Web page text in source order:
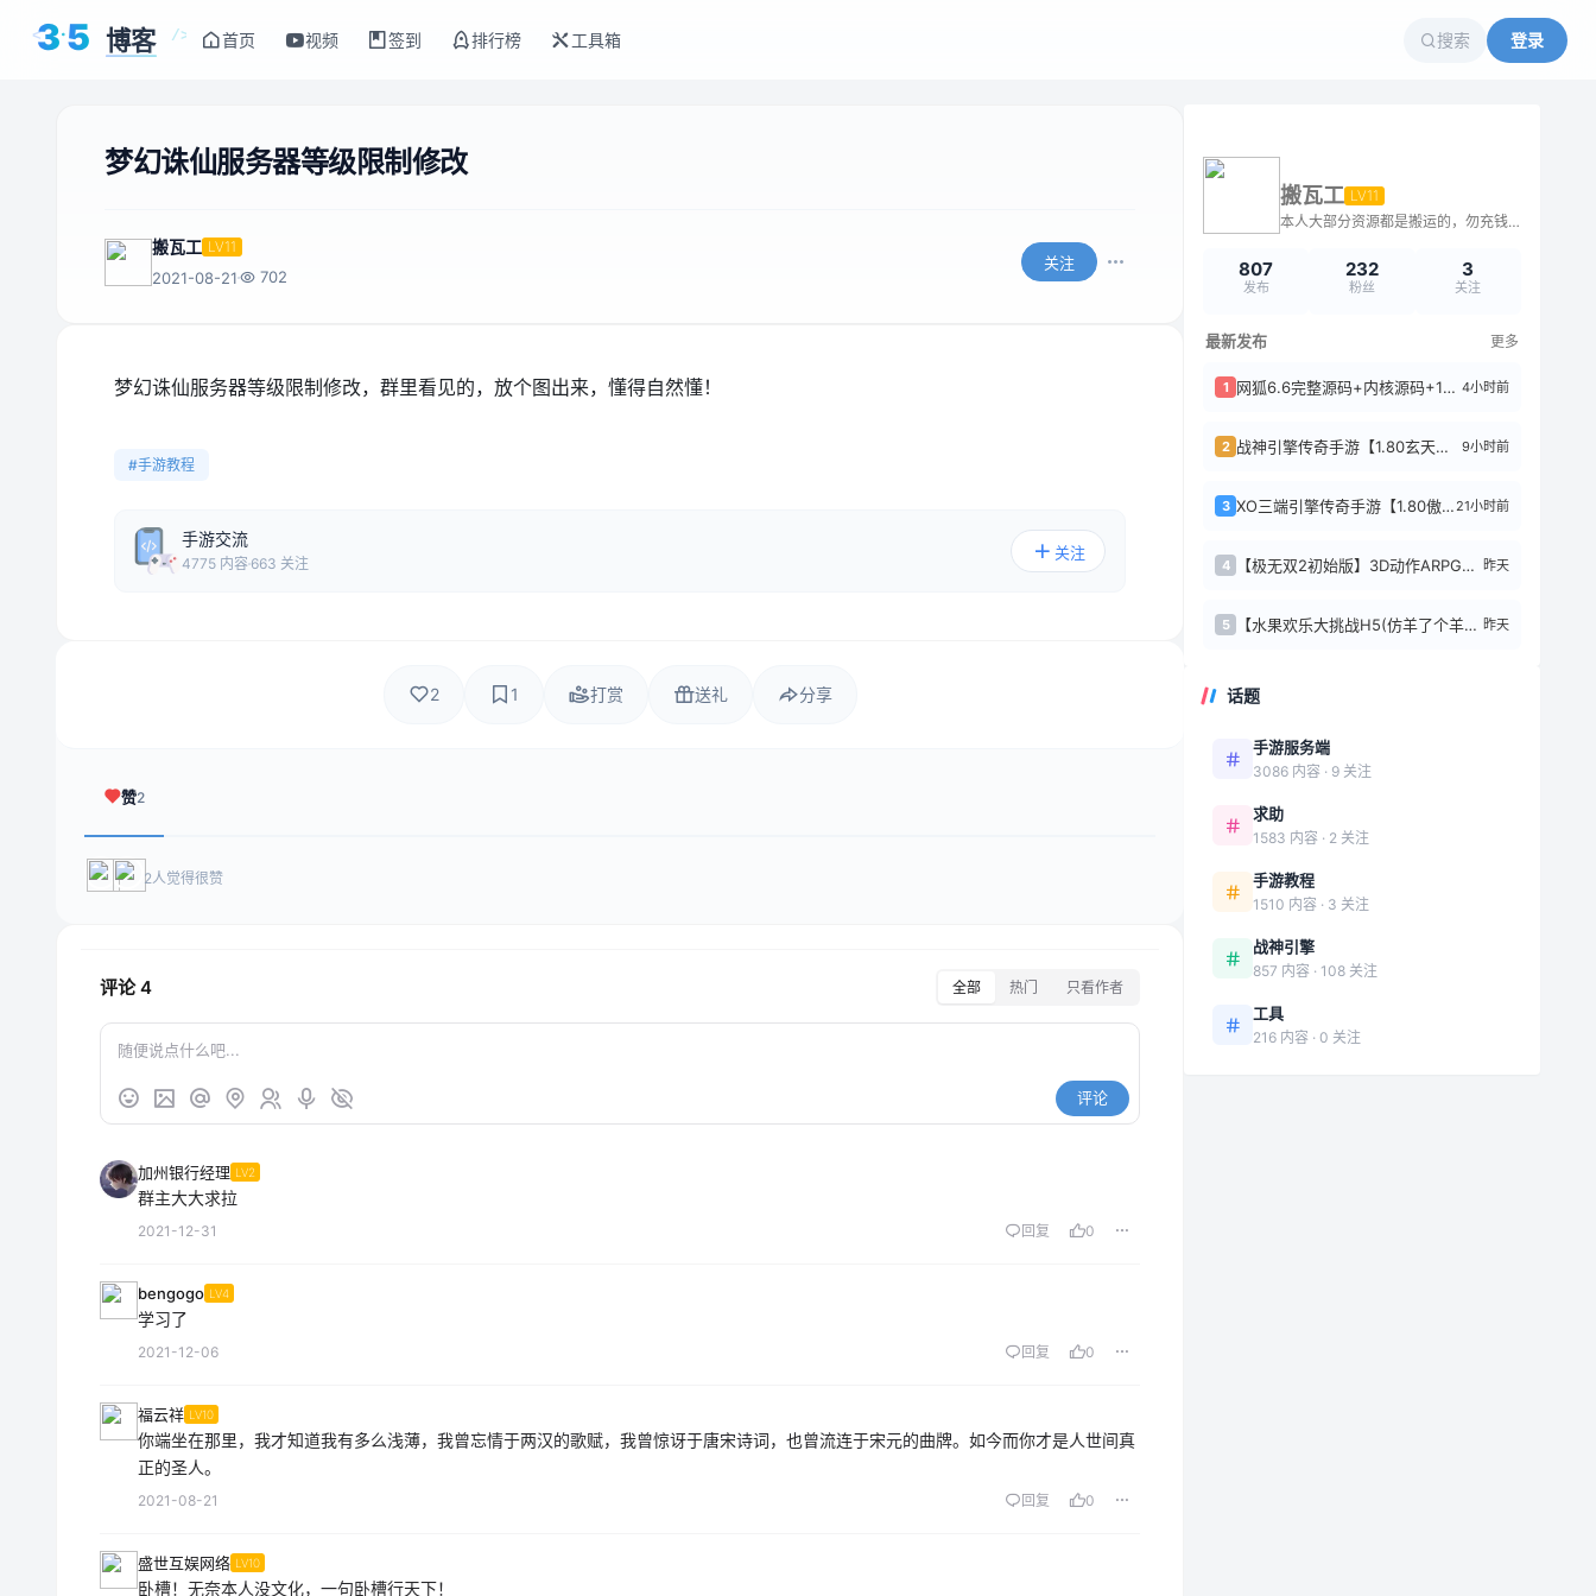
< />
35 博客 首页 视频 签到 排行榜 工具箱 搜索 登录
梦幻诛仙服务器等级限制修改
搬瓦工 LV11
2021-08-21 702
关注
梦幻诛仙服务器等级限制修改，群里看见的，放个图出来，懂得自然懂！
#手游教程
手游交流
4775 内容 663 关注
关注
2 1 打赏 送礼 分享
赞2
2人觉得很赞
评论4 全部 热门 只看作者
评论
加州银行经理 LV2
群主大大求拉
2021-12-31 回复 0
bengogo LV4
学习了
2021-12-06 回复 0
福云祥 LV10
你端坐在那里，我才知道我有多么浅薄，我曾忘情于两汉的歌赋，我曾惊讶于唐宋诗词，也曾流连于宋元的曲牌。如今而你才是人世间真
正的圣人。
2021-08-21 回复 0
盛世互娱网络 LV10
卧槽！无奈本人没文化，一句卧槽行天下！
搬瓦工 LV11
本人大部分资源都是搬运的，勿充钱购买，不解答问题
807
发布
232
粉丝
3
关注
最新发布 更多
1 网狐6.6完整源码+内核源码+105款游戏源码+开发文档全套 4小时前
2 战神引擎传奇手游【1.80玄天战神】特色服务端+镇妖塔+聚宝盆+修仙炼体+千里追... 9小时前
3 XO三端引擎传奇手游【1.80傲皇合击大极品】复古服务端+傲皇领域+傲皇冰原+傲... 21小时前
4 【极无双2初始版】3D动作ARPG手游Linux服务端 本地热更+本地注册+GM... 昨天
5 【水果欢乐大挑战H5(仿羊了个羊H5)】休闲三网小游戏H5游戏Win+Linux... 昨天
话题
手游服务端
3086 内容 · 9 关注
求助
1583 内容 · 2 关注
手游教程
1510 内容 · 3 关注
战神引擎
857 内容 · 108 关注
工具
216 内容 · 0 关注